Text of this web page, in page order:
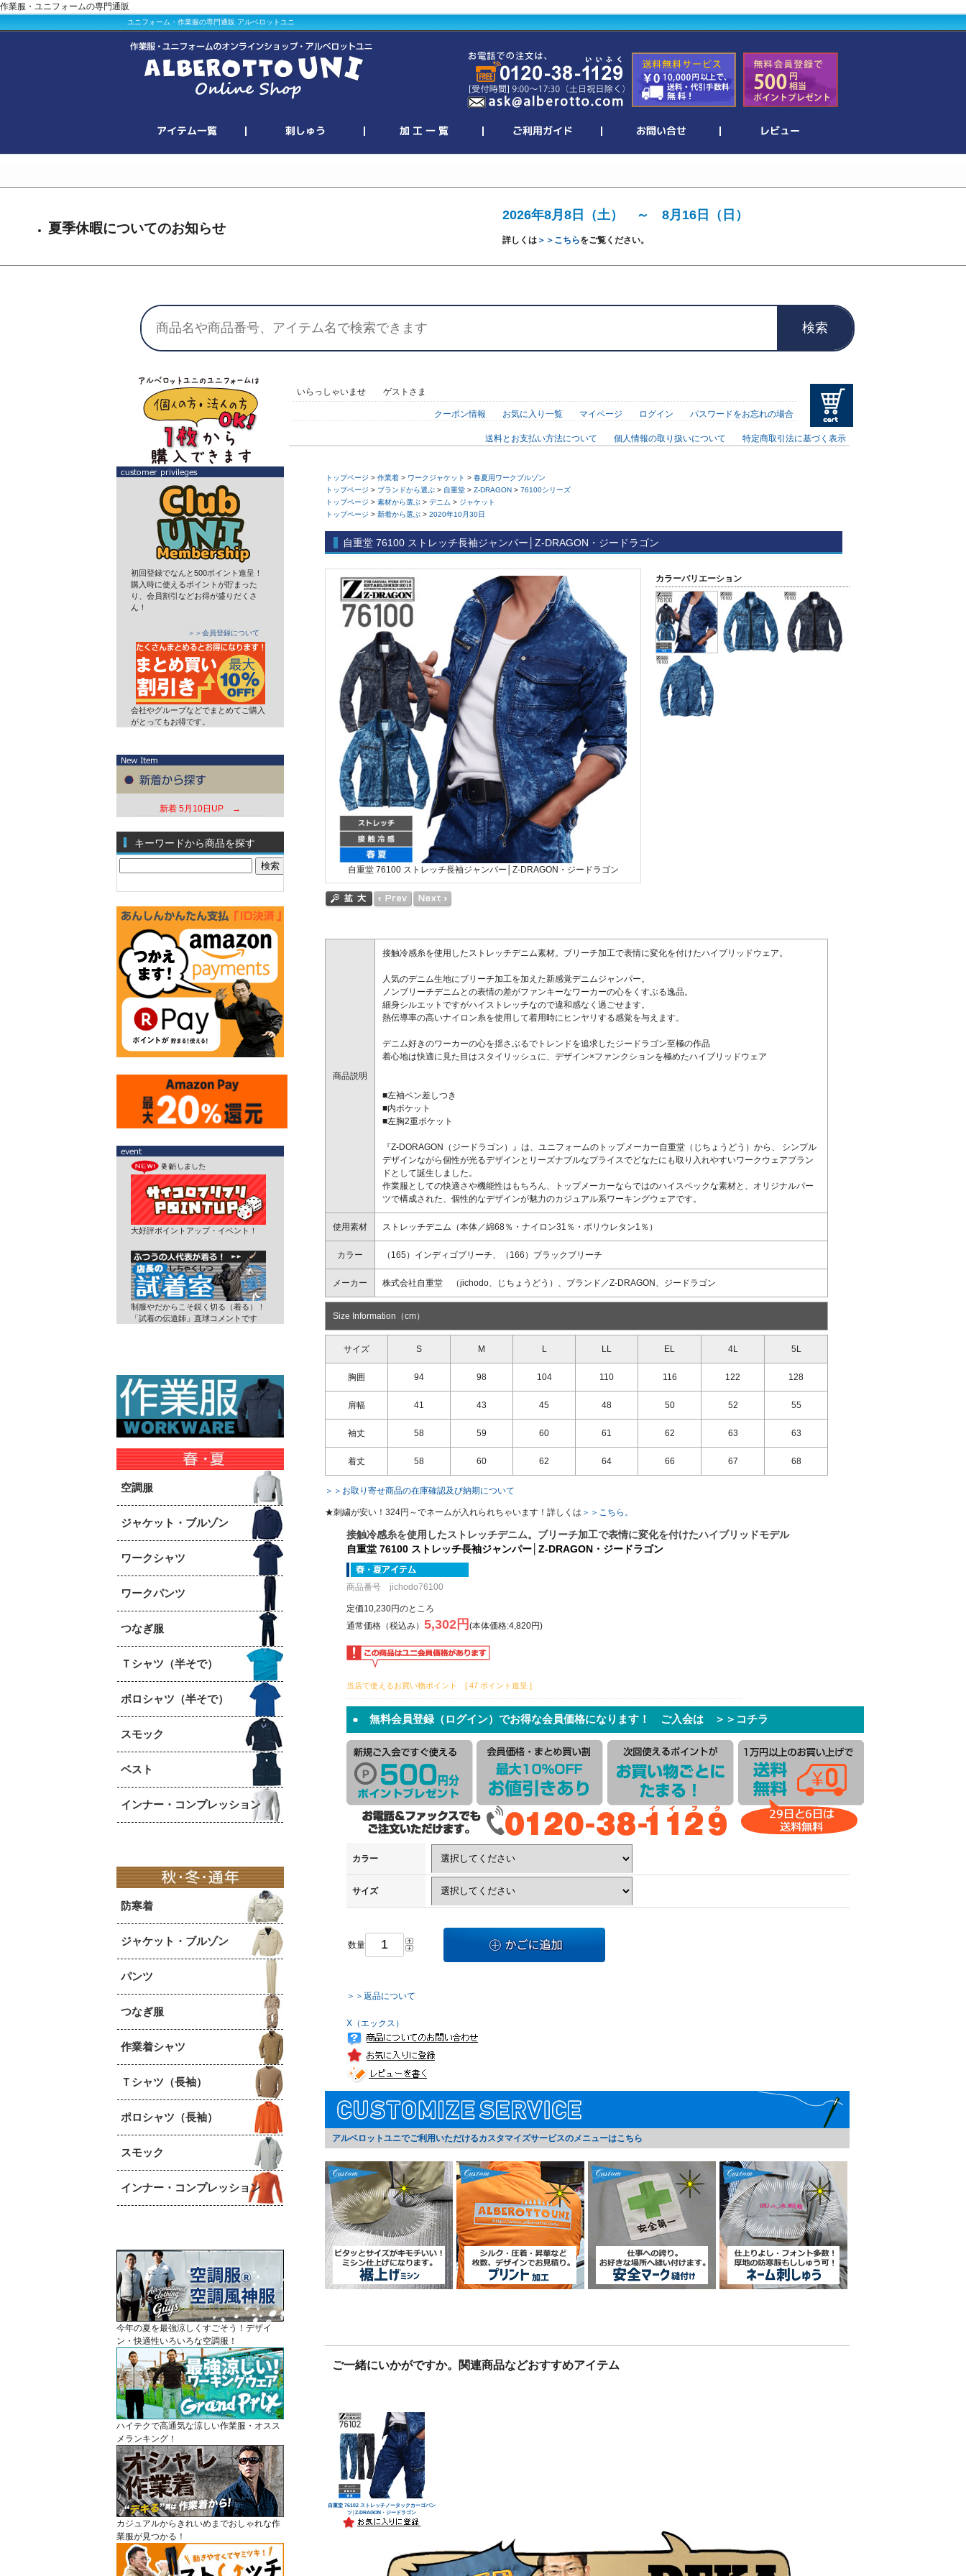
作業服・ユニフォームの専門通販
ユニフォーム・作業服の専門通販 アルベロットユニ
夏季休暇についてのお知らせ
2026年8月8日（土） ～ 8月16日（日）
詳しくは＞＞こちらをご覧ください。
検索
初回登録でなんと500ポイント進呈！
購入時に使えるポイントが貯まった
り、会員割引などお得が盛りだくさ
ん！
＞＞会員登録について
会社やグループなどでまとめてご購入
がとってもお得です。
新着 5月10日UP →
キーワードから商品を探す
大好評ポイントアップ・イベント！
制服やだからこそ鋭く切る（着る）！
「試着の伝道師」直球コメントです
空調服
ジャケット・ブルゾン
ワークシャツ
ワークパンツ
つなぎ服
Ｔシャツ（半そで）
ポロシャツ（半そで）
スモック
ベスト
インナー・コンプレッション
防寒着
ジャケット・ブルゾン
パンツ
つなぎ服
作業着シャツ
Ｔシャツ（長袖）
ポロシャツ（長袖）
スモック
インナー・コンプレッション
今年の夏を最強涼しくすごそう！デザイ
ン・快適性いろいろな空調服！
ハイテクで高通気な涼しい作業服・オスス
メランキング！
カジュアルからきれいめまでおしゃれな作
業服が見つかる！
いらっしゃいませ ゲストさま
クーポン情報 お気に入り一覧 マイページ ログイン パスワードをお忘れの場合
送料とお支払い方法について 個人情報の取り扱いについて 特定商取引法に基づく表示
トップページ > 作業着 > ワークジャケット > 春夏用ワークブルゾン
トップページ > ブランドから選ぶ > 自重堂 > Z-DRAGON > 76100シリーズ
トップページ > 素材から選ぶ > デニム > ジャケット
トップページ > 新着から選ぶ > 2020年10月30日
自重堂 76100 ストレッチ長袖ジャンパー│Z-DRAGON・ジードラゴン
カラーバリエーション
自重堂 76100 ストレッチ長袖ジャンパー│Z-DRAGON・ジードラゴン
商品説明
接触冷感糸を使用したストレッチデニム素材。ブリーチ加工で表情に変化を付けたハイブリッドウェア。
人気のデニム生地にブリーチ加工を加えた新感覚デニムジャンパー。
ノンブリーチデニムとの表情の差がファンキーなワーカーの心をくすぶる逸品。
細身シルエットですがハイストレッチなので違和感なく過ごせます。
熱伝導率の高いナイロン糸を使用して着用時にヒンヤリする感覚を与えます。
デニム好きのワーカーの心を揺さぶるでトレンドを追求したジードラゴン至極の作品
着心地は快適に見た目はスタイリッシュに、デザイン×ファンクションを極めたハイブリッドウェア
■左袖ペン差しつき
■内ポケット
■左胸2重ポケット
『Z-DORAGON（ジードラゴン）』は、ユニフォームのトップメーカー自重堂（じちょうどう）から、 シンプル
デザインながら個性が光るデザインとリーズナブルなプライスでどなたにも取り入れやすいワークウェアブラン
ドとして誕生しました。
作業服としての快適さや機能性はもちろん、トップメーカーならではのハイスペックな素材と、オリジナルパー
ツで構成された、個性的なデザインが魅力のカジュアル系ワーキングウェアです。
使用素材 ストレッチデニム（本体／綿68％・ナイロン31％・ポリウレタン1％）
カラー （165）インディゴブリーチ、（166）ブラックブリーチ
メーカー 株式会社自重堂 （jichodo、じちょうどう）、ブランド／Z-DRAGON、ジードラゴン
Size Information（cm）
サイズ S M L LL EL 4L 5L
胸囲 94 98 104 110 116 122 128
肩幅 41 43 45 48 50 52 55
袖丈 58 59 60 61 62 63 63
着丈 58 60 62 64 66 67 68
＞＞お取り寄せ商品の在庫確認及び納期について
★刺繍が安い！324円～でネームが入れられちゃいます！詳しくは ＞＞こちら。
接触冷感糸を使用したストレッチデニム。ブリーチ加工で表情に変化を付けたハイブリッドモデル
自重堂 76100 ストレッチ長袖ジャンパー│Z-DRAGON・ジードラゴン
商品番号 jichodo76100
定価10,230円のところ
通常価格（税込み） 5,302円 (本体価格:4,820円)
当店で使えるお買い物ポイント [ 47 ポイント進呈 ]
● 無料会員登録（ログイン）でお得な会員価格になります！ ご入会は ＞＞コチラ
カラー
サイズ
数量
＞＞返品について
X（エックス）
アルベロットユニでご利用いただけるカスタマイズサービスのメニューはこちら
ご一緒にいかがですか。関連商品などおすすめアイテム
自重堂 76102 ストレッチノータックカーゴパン
ツ│Z-DRAGON・ジードラゴン